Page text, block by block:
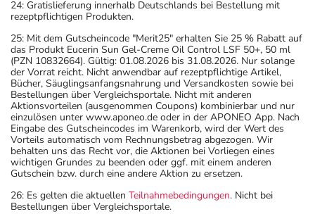
24: Gratislieferung innerhalb Deutschlands bei Bestellung mit
rezeptpflichtigen Produkten.
25: Mit dem Gutscheincode "Merit25" erhalten Sie 25 % Rabatt auf
das Produkt Eucerin Sun Gel-Creme Oil Control LSF 50+, 50 ml
(PZN 10832664). Gültig: 01.08.2026 bis 31.08.2026. Nur solange
der Vorrat reicht. Nicht anwendbar auf rezeptpflichtige Artikel,
Bücher, Säuglingsanfangsnahrung und Versandkosten sowie bei
Bestellungen über Vergleichsportale. Nicht mit anderen
Aktionsvorteilen (ausgenommen Coupons) kombinierbar und nur
einzulösen unter www.aponeo.de oder in der APONEO App. Nach
Eingabe des Gutscheincodes im Warenkorb, wird der Wert des
Vorteils automatisch vom Rechnungsbetrag abgezogen. Wir
behalten uns das Recht vor, die Aktionen bei Vorliegen eines
wichtigen Grundes zu beenden oder ggf. mit einem anderen
Gutschein bzw. durch eine andere Aktion zu ersetzen.
26: Es gelten die aktuellen Teilnahmebedingungen. Nicht bei
Bestellungen über Vergleichsportale.